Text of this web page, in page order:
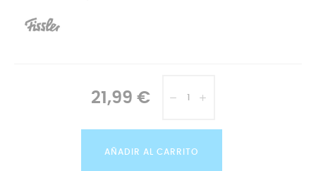
21,99 €
AÑADIR AL CARRITO